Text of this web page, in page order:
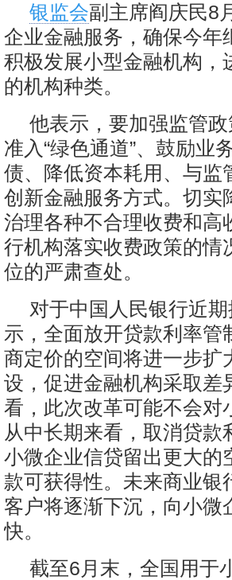
银监会副主席阎庆民8
企业金融服务，确保今年
积极发展小型金融机构，
的机构种类。
他表示，要加强监管
准入“绿色通道”、鼓励业
债、降低资本耗用、与监
创新金融服务方式。切实
治理各种不合理收费和高
行机构落实收费政策的情
位的严肃查处。
对于中国人民银行近
示，全面放开贷款利率
商定价的空间将进一步扩
设，促进金融机构采取差
看，此次改革可能不会对
从中长期来看，取消贷款
小微企业信贷留出更大的
款可获得性。未来商业
客户将逐渐下沉，向小
快。
截至6月末，全国用于